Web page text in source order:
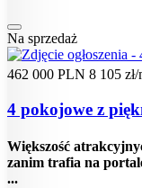
Na sprzedaż
462 000 PLN 8 105 zł/
4 pokojowe z
Większość
zanim trafia na
...